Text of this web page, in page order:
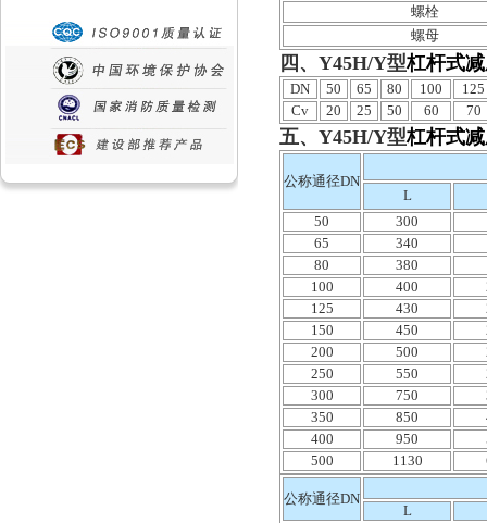
螺栓
螺母
四、Y45H/Y型杠杆式
DN 50 65 80 100
125
Cv
20 25 50 60 70
五、Y45H/Y型杠杆式
公称通径DN
L
50
300
65
340
80
380
100
400
125
430
150
450
200
500
250
550
300
750
350
850
400
950
500
1130
公称通径DN
L